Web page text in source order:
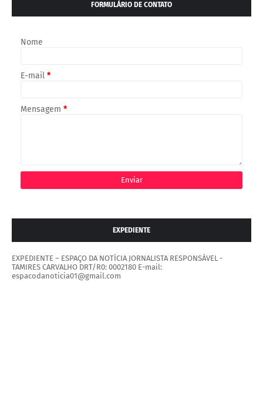
FORMULÁRIO DE CONTATO
Nome
E-mail *
Mensagem *
EXPEDIENTE
EXPEDIENTE – ESPAÇO DA NOTÍCIA JORNALISTA RESPONSÁVEL -
TAMIRES CARVALHO DRT/R0: 0002180 E-mail:
espacodanoticia01@gmail.com